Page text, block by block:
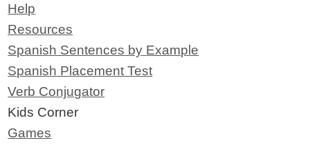
Help
Resources
Spanish Sentences by Example
Spanish Placement Test
Verb Conjugator
Kids Corner
Games